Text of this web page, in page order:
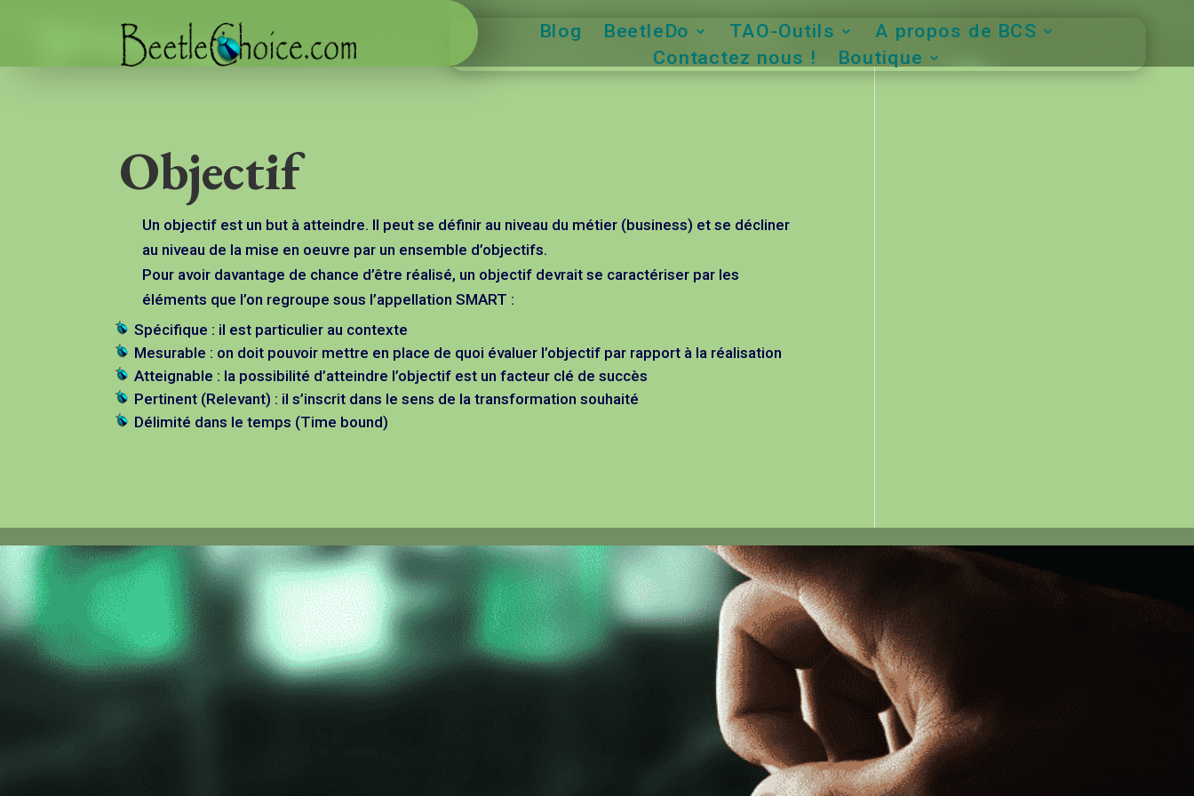
Blog BeetleDo TAO-Outils
A propos de BCS
Contactez nous !
Boutique
Objectif
Un objectif est un but à atteindre. Il peut se définir au niveau du métier (business) et se décliner
au niveau de la mise en oeuvre par un ensemble d’objectifs.
Pour avoir davantage de chance d’être réalisé, un objectif devrait se caractériser par les
éléments que l’on regroupe sous l’appellation SMART :
Spécifique : il est particulier au contexte
Mesurable : on doit pouvoir mettre en place de quoi évaluer l’objectif par rapport à la réalisation
Atteignable : la possibilité d’atteindre l’objectif est un facteur clé de succès
Pertinent (Relevant) : il s’inscrit dans le sens de la transformation souhaité
Délimité dans le temps (Time bound)